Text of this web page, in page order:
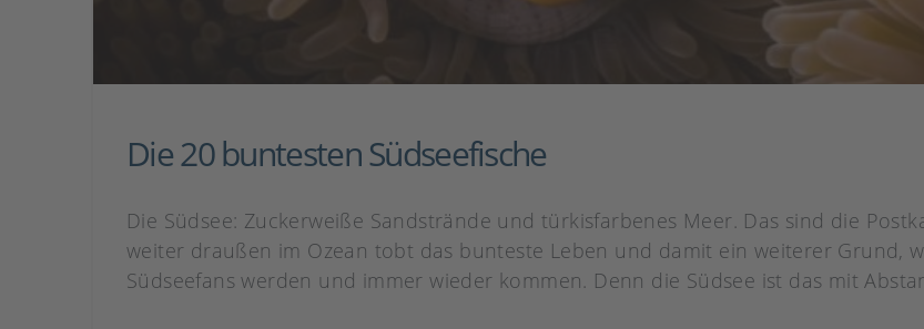
Die 20 buntesten Südseefische
Die Südsee: Zuckerweiße Sandstrände und türkisfarbenes Meer. Das sind die
weiter draußen im Ozean tobt das bunteste Leben und damit ein weiterer Grund,
Südseefans werden und immer wieder kommen. Denn die Südsee ist das mit